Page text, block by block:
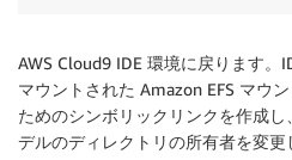
AWS Cloud9 IDE 環境に戻ります。
マウントされた Amazon EFS マウ
ためのシンボリックリンクを作成
デルのディレクトリの所有者を変更